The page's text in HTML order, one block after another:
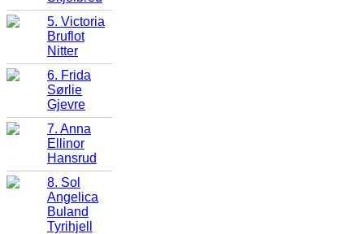
5. Victoria
Bruflot
Nitter
6. Frida
Sørlie
Gjevre
7. Anna
Ellinor
Hansrud
8. Sol
Angelica
Buland
Tyrihjell